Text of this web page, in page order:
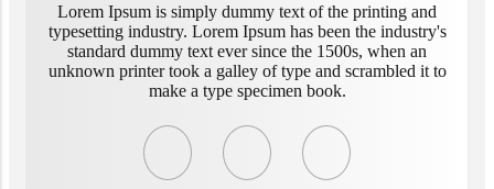
Lorem Ipsum is simply dummy text of the printing and
typesetting industry. Lorem Ipsum has been the industry's
standard dummy text ever since the 1500s, when an
unknown printer took a galley of type and scrambled it to
make a type specimen book.